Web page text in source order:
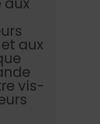
aux
vis-